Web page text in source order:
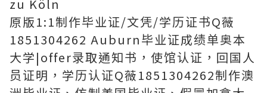
zu Köln
原版1:1制作毕业证/文凭/学历证书Q薇
1851304262 Auburn毕业证成绩单奥本
大学|offer录取通知书，使馆认证，回国人
员证明，学历认证Q薇1851304262制作澳